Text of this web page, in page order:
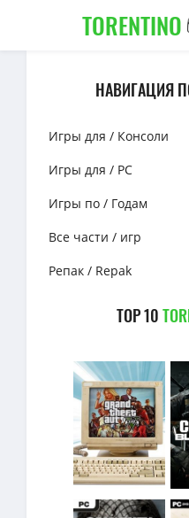
TORENTINO
НАВИГАЦИЯ
Игры для / Консоли
Игры для / PC
Игры по / Годам
Все части / игр
Репак / Repak
TOP 10